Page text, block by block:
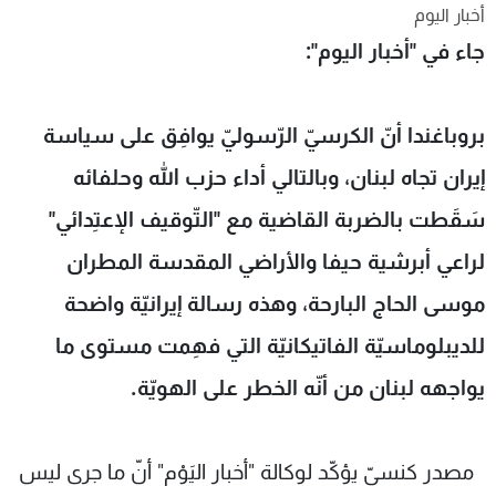
أخبار اليوم
جاء في "أخبار اليوم":
بروباغندا أنّ الكرسيّ الرّسوليّ يوافِق على سياسة
إيران تجاه لبنان، وبالتالي أداء حزب اللّه وحلفائه
سَقَطت بالضربة القاضية مع "التّوقيف الإعتِدائي"
لراعي أبرشية حيفا والأراضي المقدسة المطران
موسى الحاج البارحة، وهذه رسالة إيرانيّة واضحة
للديبلوماسيّة الفاتيكانيّة التي فهِمت مستوى ما
يواجهه لبنان من أنّه الخطر على الهويّة.
مصدر كنسيّ يؤكّد لوكالة "أخبار اليَوْم" أنّ ما جرى ليس
شاهد البرامج
الترددات
الإنـتـاج
لاعلاناتكم
وظائف
تواصل معنا
شروط الإسـتخدام
سياسة الخصوصية